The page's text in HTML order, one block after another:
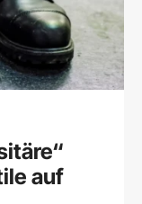
auf